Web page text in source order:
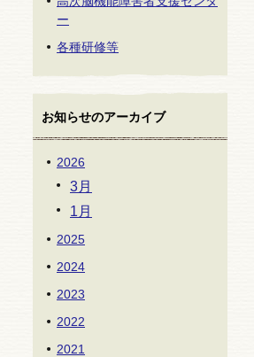
ー
各種研修等
お知らせのアーカイブ
2026
3月
1月
2025
2024
2023
2022
2021